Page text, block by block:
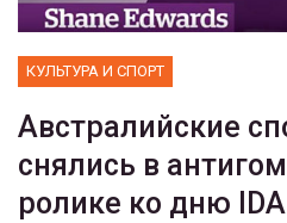
КУЛЬТУРА И СПОРТ
Австралийские
снялись в
ролике ко дню